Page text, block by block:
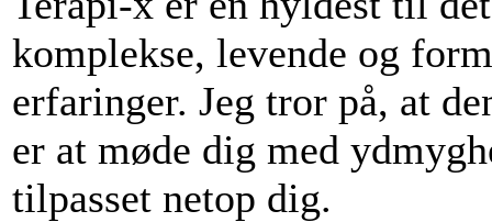
komplekse, levende og
erfaringer. Jeg tror på, at
er at møde dig med
tilpasset netop dig.